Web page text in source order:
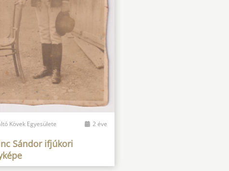
Kövek Egyesülete 2 éve
Sándor ifjúkori